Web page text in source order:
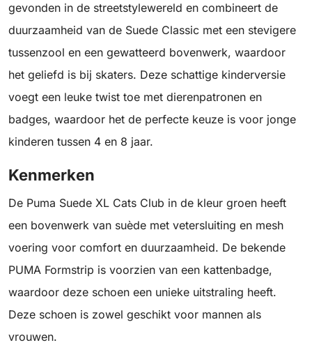
gevonden in de streetstylewereld en combineert de
duurzaamheid van de Suede Classic met een stevigere
tussenzool en een gewatteerd bovenwerk, waardoor
het geliefd is bij skaters. Deze schattige kinderversie
voegt een leuke twist toe met dierenpatronen en
badges, waardoor het de perfecte keuze is voor jonge
kinderen tussen 4 en 8 jaar.
Kenmerken
De Puma Suede XL Cats Club in de kleur groen heeft
een bovenwerk van suède met vetersluiting en mesh
voering voor comfort en duurzaamheid. De bekende
PUMA Formstrip is voorzien van een kattenbadge,
waardoor deze schoen een unieke uitstraling heeft.
Deze schoen is zowel geschikt voor mannen als
vrouwen.